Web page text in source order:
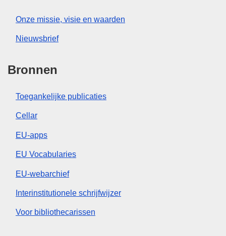
Onze missie, visie en waarden
Nieuwsbrief
Bronnen
Toegankelijke publicaties
Cellar
EU-apps
EU Vocabularies
EU-webarchief
Interinstitutionele schrijfwijzer
Voor bibliothecarissen